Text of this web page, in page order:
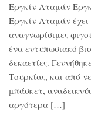
Εργκίν Αταμάν
Εργκίν Αταμάν έχει
αναγνωρίσιμες
ένα εντυπωσιακό
δεκαετίες.
Τουρκίας, και από
μπάσκετ,
αργότερα […]